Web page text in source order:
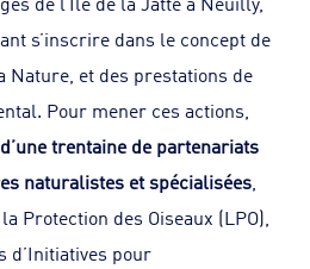
s’inscrire dans le concept de
Nature, et des prestations de
Pour mener ces actions,
d’une trentaine de partenariats
naturalistes et spécialisées
Protection des Oiseaux (LPO),
d’Initiatives pour